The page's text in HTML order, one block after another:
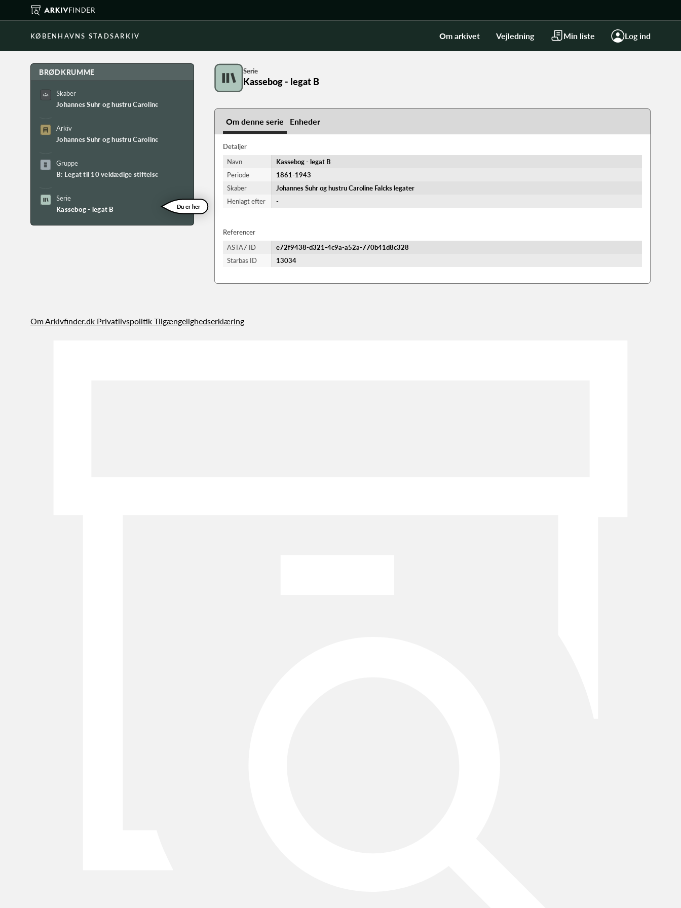
KØBENHAVNS STADSARKIV Om arkivet Vejledning Min liste Log ind
BRØDKRUMME
Skaber
Johannes Suhr og hustru Caroline Falcks legater
Arkiv
Johannes Suhr og hustru Caroline Falcks legaters arkiv
Gruppe
B: Legat til 10 veldædige stiftelser i København
Serie
Kassebog - legat B
Du er her
Serie
Kassebog - legat B
Om denne serie Enheder
Detaljer
Navn
Kassebog - legat B
Periode
1861-​1943
Skaber
Johannes Suhr og hustru Caroline Falcks legater
Henlagt efter
-
Referencer
ASTA7 ID
e72f9438-d321-4c9a-a52a-770b41d8c328
Starbas ID
13034
Om Arkivfinder.dk Privatlivspolitik Tilgængelighedserklæring